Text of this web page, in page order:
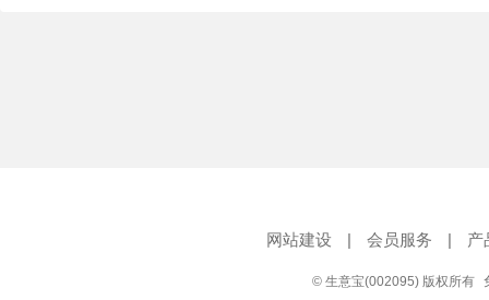
网站建设 | 会员服务 | 产
© 生意宝(002095) 版权所有